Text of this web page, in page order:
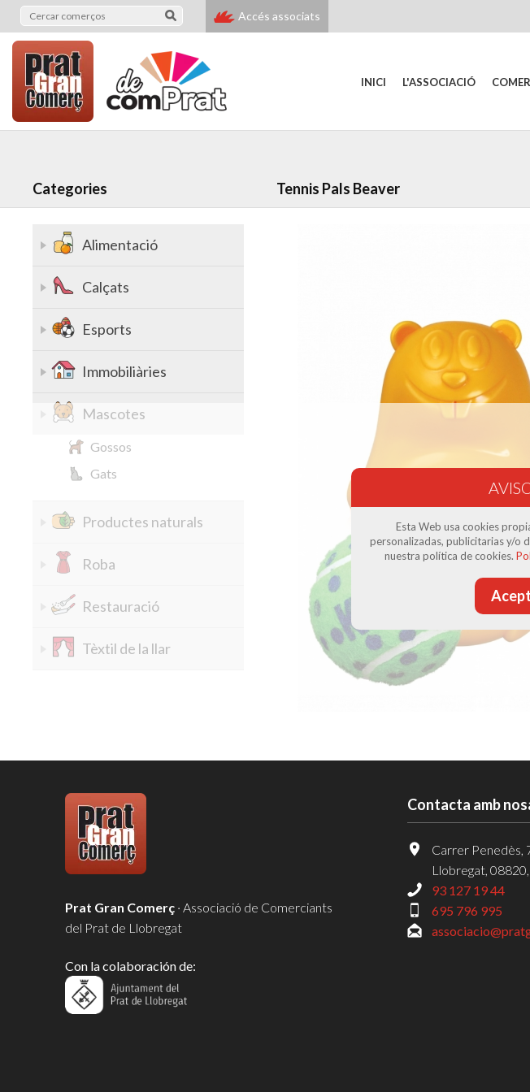
Accés associats
INICI L'ASSOCIACIÓ
Categories
Alimentació
Calçats
Esports
Immobiliàries
Mascotes
Gossos
Gats
Productes naturals
Roba
Restauració
Tèxtil de la llar
Tennis Pals Beaver
Prat Gran Comerç · Associació de Comerciants
del Prat de Llobregat
Con la colaboración de:
Contacta amb
Carrer Penedès,
Llobregat,
93 127 19 44
695 796 995
Esta Web usa cookies
personalizadas, publicitarias y/o
nuestra política de cookies.